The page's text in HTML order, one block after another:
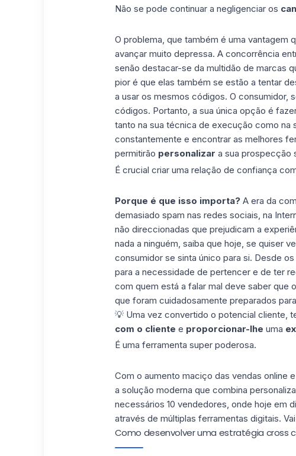
Não se pode continuar a negligenciar os
O problema, que também é uma vantagem
avançar muito depressa. A concorrência
senão destacar-se da multidão de marcas
pior é que elas também se estão a tentar
a usar os mesmos códigos. O consumidor,
códigos. Portanto, a sua única opção é
tanto na sua técnica de execução como na
constantemente e encontrar as melhores
permitirão personalizar a sua prospecção
É crucial criar uma relação de confiança
Porque é que isso importa?A era da
demasiado spam nas redes sociais, na
não direccionadas que prejudicam a
nada a ninguém, saiba que hoje, se quiser
consumidor se sinta único para si. Desde
para a necessidade de pertencer e de ter
com quem está a falar mal deve saber que
que foram cuidadosamente preparados
💡 Uma vez convertido o potencial cliente,
com o cliente e proporcionar-lhe uma
É uma ferramenta super poderosa.
Com o aumento maciço das vendas online
a solução moderna que combina
necessários 10 vendedores, onde hoje em
através de múltiplas ferramentas digitais.
Como desenvolver uma estratégia cross